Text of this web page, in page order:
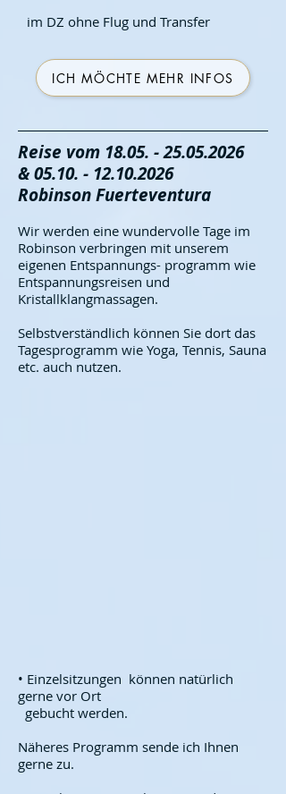
im DZ ohne Flug und Transfer
ICH MÖCHTE MEHR INFOS
Reise vom 18.05. - 25.05.2026
&05.10. - 12.10.2026
Robinson Fuerteventura
Wir werden eine wundervolle Tage im
Robinson verbringen mit unserem
eigenen Entspannungs- programm wie
Entspannungsreisen und
Kristallklangmassagen.
Selbstverständlich können Sie dort das
Tagesprogramm wie Yoga, Tennis, Sauna
etc. auch nutzen.
• Einzelsitzungen können natürlich
gerne vor Ort
gebucht werden.
Näheres Programm sende ich Ihnen
gerne zu.